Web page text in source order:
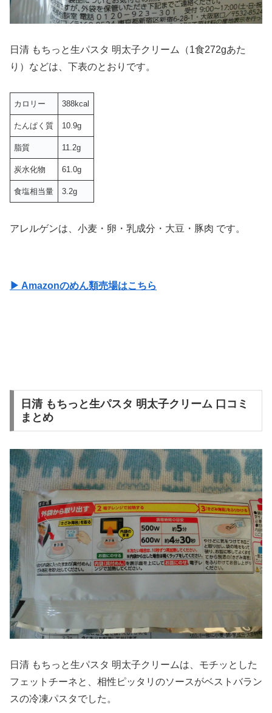
日清 もちっと生パスタ 明太子クリーム（1食272gあた
り）などは、下表のとおりです。
カロリー 388kcal
たんぱく質 10.9g
脂質 11.2g
炭水化物 61.0g
食塩相当量 3.2g
アレルゲンは、小麦・卵・乳成分・大豆・豚肉 です。
▶ Amazonのめん類売場はこちら
日清 もちっと生パスタ 明太子クリーム 口コミ
まとめ
日清 もちっと生パスタ 明太子クリームは、モチッとした
フェットチーネと、相性ピッタリのソースがベストバラン
スの冷凍パスタでした。